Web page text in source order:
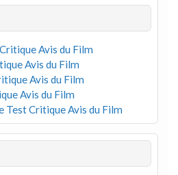
Avis du Film
Avis du Film
Avis du Film
Avis du Film
Test Critique Avis du Film